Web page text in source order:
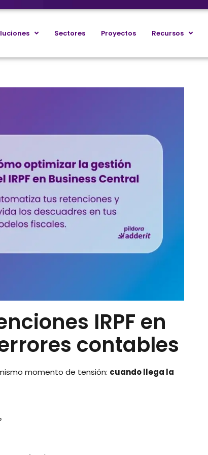
Sectores Proyectos Recursos
IRPF en
contables
momento de tensión: cuando llega la